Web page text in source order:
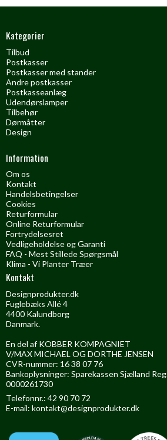
Kategorier
Tilbud
Postkasser
Postkasser med stander
Andre postkasser
Postkasseanlæg
Udendørslamper
Tilbehør
Dørmåtter
Design
Information
Om os
Kontakt
Handelsbetingelser
Cookies
Returformular
Online Returformular
Fortrydelsesret
Vedligeholdelse og Garanti
FAQ - Mest Stillede Spørgsmål
Klima - Vi Planter Træer
Kontakt
Designprodukter.dk
Fuglebæks Allé 4
4400 Kalundborg
Danmark.
En del af KOBBER KOMPAGNIET
V/MAX MICHAEL OG DORTHE JENSEN
CVR-nummer: 16 38 07 76
Bankoplysninger: Sparekassen Sjælland
0000261730
Telefonnr.: 42 90 70 72
E-mail: kontakt@designprodukter.dk